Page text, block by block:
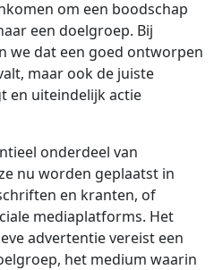
om een boodschap
een doelgroep. Bij
we dat een goed ontworpen
maar ook de juiste
en uiteindelijk actie
onderdeel van
nu worden geplaatst in
en kranten, of
mediaplatforms. Het
advertentie vereist een
het medium waarin